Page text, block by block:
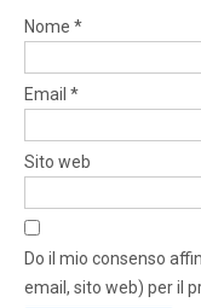
Nome *
Email *
Sito web
Do il mio consenso
email, sito web) per il